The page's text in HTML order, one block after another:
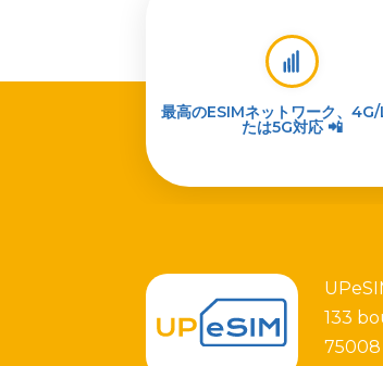
最高のESIMネットワーク、4G/
たは5G対応 📲
133
75008